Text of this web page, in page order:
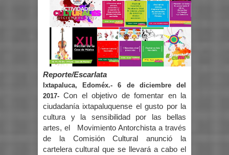
Reporte/Escarlata
Ixtapaluca, Edoméx.- 6 de diciembre del
2017- Con el objetivo de fomentar en la
ciudadanía ixtapaluquense el gusto por la
cultura y la sensibilidad por las bellas
artes, el Movimiento Antorchista a través
de la Comisión Cultural anunció la
cartelera cultural que se llevará a cabo el